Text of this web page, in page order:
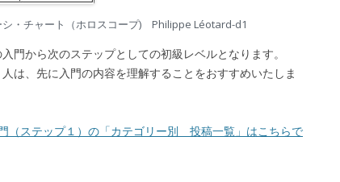
・チャート（ホロスコープ) Philippe Léotard-d1
門から次のステップとしての初級レベルとなります。
、先に入門の内容を理解することをおすすめいたしま
（ステップ１）の「カテゴリー別 投稿一覧」はこちらで